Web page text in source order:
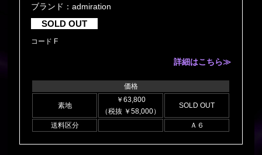
ブランド：admiration
SOLD OUT
コード F
詳細はこちら≫
価格
素地
￥63,800
（税抜 ￥58,000）
SOLD OUT
送料区分 Ａ６